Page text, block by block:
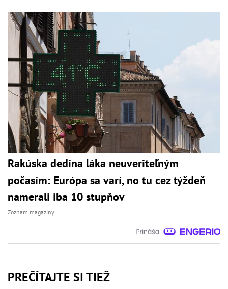
Rakúska dedina láka neuveriteľným
počasím: Európa sa varí, no tu cez týždeň
namerali iba 10 stupňov
Zoznam magazíny
PREČÍTAJTE SI TIEŽ